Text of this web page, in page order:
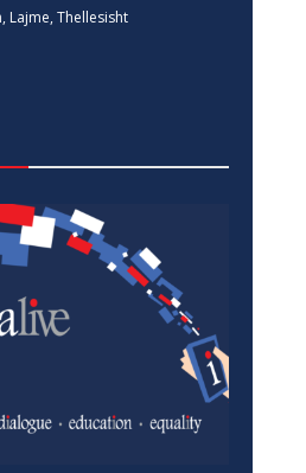
, Lajme, Thellesisht